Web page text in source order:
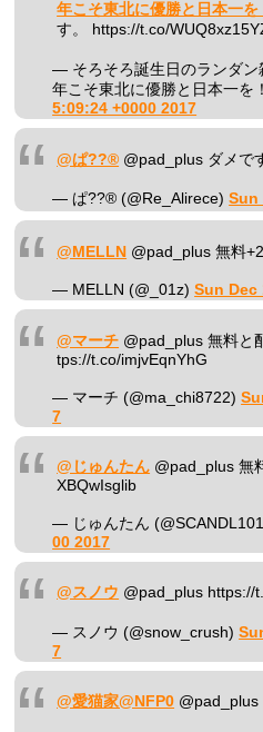
年こそ東北に優勝と日本一を
す。 https://t.co/
— そろそろ誕生日のランダン
年こそ東北に優勝と日本一
5:09:24 +0000 2017
@ぱ??®️ @pad_plus ダメで
— ぱ??®️ (@Re_Alirece)Sun
@MELLN @pad_plus 無料
— MELLN (@_01z)Sun Dec
@マーチ @pad_plus 無料と
tps://t.co/imjvEqnYhG
— マーチ (@ma_chi8722)
7
@じゅんたん @pad_plus 無
XBQwIsglib
— じゅんたん
00 2017
@スノウ @pad_plus https://
— スノウ (@snow_crush)
7
@愛猫家@NFP0